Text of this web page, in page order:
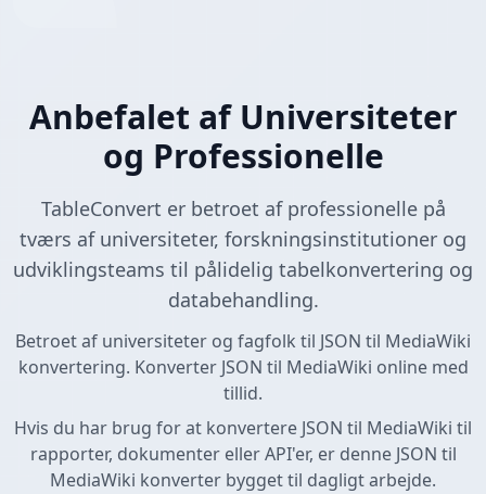
Anbefalet af Universiteter
og Professionelle
TableConvert er betroet af professionelle på
tværs af universiteter, forskningsinstitutioner og
udviklingsteams til pålidelig tabelkonvertering og
databehandling.
Betroet af universiteter og fagfolk til JSON til MediaWiki
konvertering. Konverter JSON til MediaWiki online med
tillid.
Hvis du har brug for at konvertere JSON til MediaWiki til
rapporter, dokumenter eller API'er, er denne JSON til
MediaWiki konverter bygget til dagligt arbejde.